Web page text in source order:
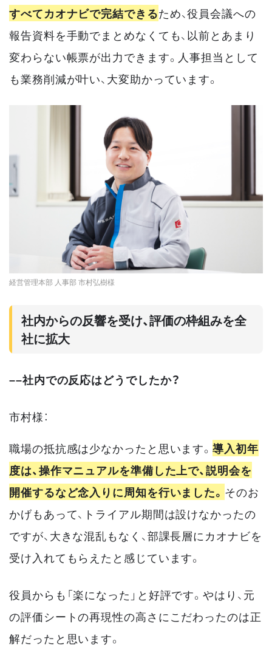
すべてカオナビで完結できるため、役員会議への
報告資料を手動でまとめなくても、以前とあまり
変わらない帳票が出力できます。人事担当として
も業務削減が叶い、大変助かっています。
経営管理本部 人事部 市村弘樹様
社内からの反響を受け、評価の枠組みを全
社に拡大
––社内での反応はどうでしたか？
市村様：
職場の抵抗感は少なかったと思います。導入初年
度は、操作マニュアルを準備した上で、説明会を
開催するなど念入りに周知を行いました。 そのお
かげもあって、トライアル期間は設けなかったの
ですが、大きな混乱もなく、部課長層にカオナビを
受け入れてもらえたと感じています。
役員からも「楽になった」と好評です。やはり、元
の評価シートの再現性の高さにこだわったのは正
解だったと思います。